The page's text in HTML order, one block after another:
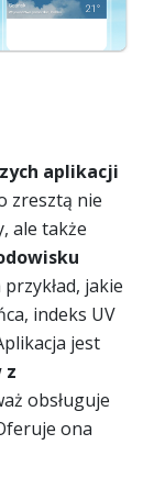
aplikacji
zresztą nie
ale także
jakie
indeks UV
jest
z
obsługuje
ona